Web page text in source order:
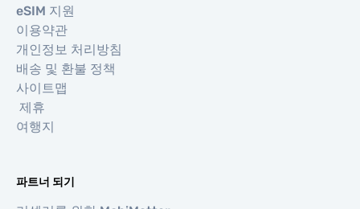
eSIM 지원
이용약관
개인정보 처리방침
배송 및 환불 정책
사이트맵
제휴
여행지
파트너 되기